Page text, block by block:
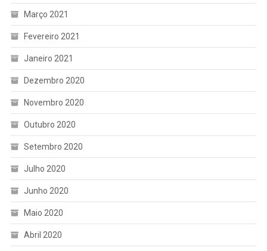
Março 2021
Fevereiro 2021
Janeiro 2021
Dezembro 2020
Novembro 2020
Outubro 2020
Setembro 2020
Julho 2020
Junho 2020
Maio 2020
Abril 2020